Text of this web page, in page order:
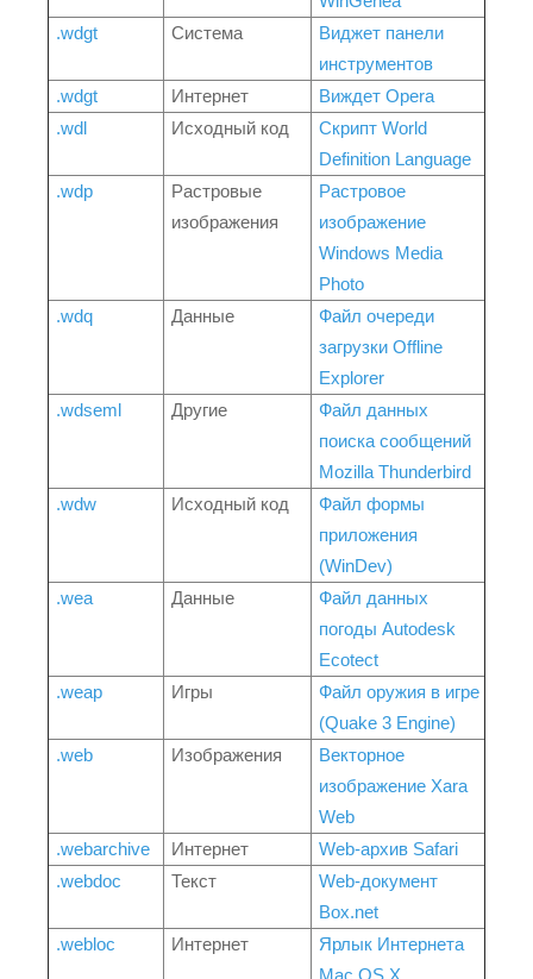
.wdgt
Система
Виджет панели
инструментов
.wdgt
Интернет
Виждет Opera
.wdl
Исходный код
Скрипт World
Definition Language
.wdp
Растровые
изображения
Растровое
изображение
Windows Media
Photo
.wdq
Данные
Файл очереди
загрузки Offline
Explorer
.wdseml
Другие
Файл данных
поиска сообщений
Mozilla Thunderbird
.wdw
Исходный код
Файл формы
приложения
(WinDev)
.wea
Данные
Файл данных
погоды Autodesk
Ecotect
.weap
Игры
Файл оружия в игре
(Quake 3 Engine)
.web
Изображения
Векторное
изображение Xara
Web
.webarchive
Интернет
Web-архив Safari
.webdoc
Текст
Web-документ
Box.net
.webloc
Интернет
Ярлык Интернета
Mac OS X